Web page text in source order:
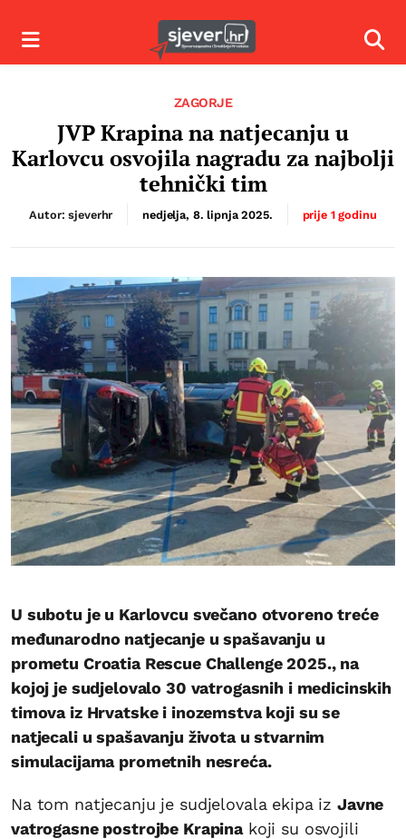
Izbornik
ZAGORJE
JVP Krapina na natjecanju u
Karlovcu osvojila nagradu za najbolji
tehnički tim
Autor: sjeverhr nedjelja, 8. lipnja 2025. prije 1 godinu
U subotu je u Karlovcu svečano otvoreno treće
međunarodno natjecanje u spašavanju u
prometu Croatia Rescue Challenge 2025., na
kojoj je sudjelovalo 30 vatrogasnih i medicinskih
timova iz Hrvatske i inozemstva koji su se
natjecali u spašavanju života u stvarnim
simulacijama prometnih nesreća.
Na tom natjecanju je sudjelovala ekipa iz Javne
vatrogasne postrojbe Krapinakoji su osvojili